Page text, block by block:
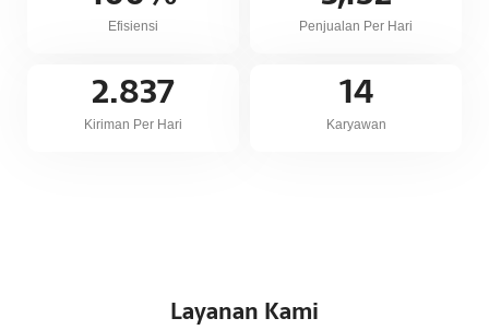
Efisiensi Penjualan Per Hari
Kiriman Per Hari
2.837
Karyawan
14
Layanan Kami